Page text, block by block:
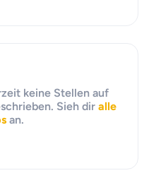
keine Stellen auf
Sieh dir alle
an.